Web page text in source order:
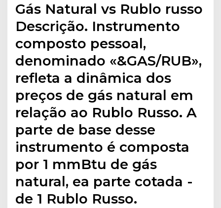
Gás Natural vs Rublo russo
Descrição. Instrumento
composto pessoal,
denominado «&GAS/RUB»,
refleta a dinâmica dos
preços de gás natural em
relação ao Rublo Russo. A
parte de base desse
instrumento é composta
por 1 mmBtu de gás
natural, ea parte cotada -
de 1 Rublo Russo.